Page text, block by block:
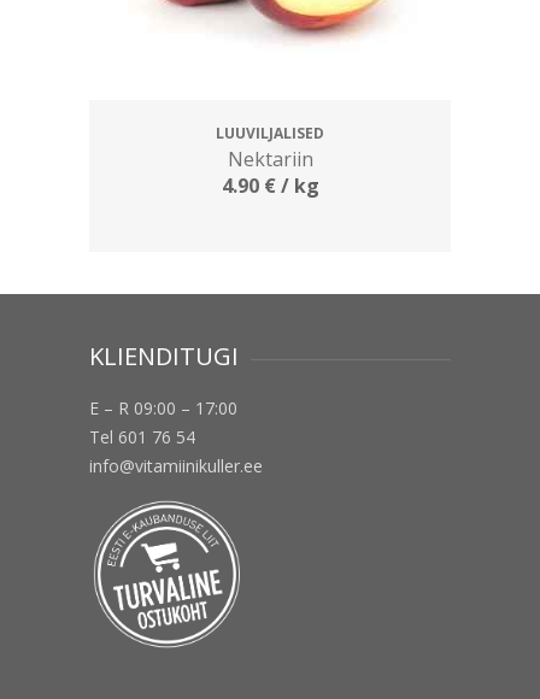
LUUVILJALISED
Nektariin
4.90 €/ kg
KLIENDITUGI
E – R 09:00 – 17:00
Tel 601 76 54
info@vitamiinikuller.ee